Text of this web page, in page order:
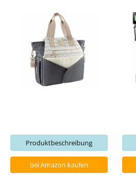
Produktbeschreibung
bei Amazon kaufen